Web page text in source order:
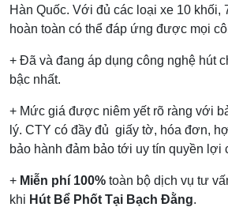
Hàn Quốc. Với đủ các loại xe 10 khối,
hoàn toàn có thể đáp ứng được mọi
+ Đã và đang áp dụng công nghệ hút
bậc nhất.
+ Mức giá được niêm yết rõ ràng với
lý. CTY có đầy đủ giấy tờ, hóa đơn,
bảo hành đảm bảo tới uy tín quyền lợi
+ Miễn phí 100% toàn bộ dịch vụ tư
khi Hút Bể Phốt Tại Bạch Đằng.